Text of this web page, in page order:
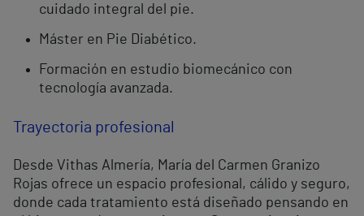
cuidado integral del pie.
Máster en Pie Diabético.
Formación en estudio biomecánico con
tecnología avanzada.
Trayectoria profesional
Desde Vithas Almería, María del Carmen Granizo
Rojas ofrece un espacio profesional, cálido y seguro,
donde cada tratamiento está diseñado pensando en